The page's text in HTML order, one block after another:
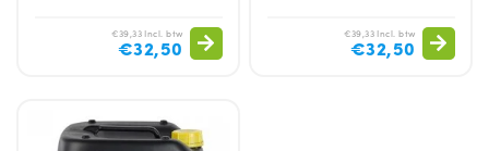
€39,33 Incl. btw
€32,50
€39,33 Incl. btw
€32,50